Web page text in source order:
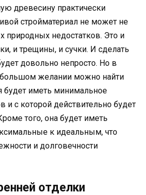
древесину практически
стройматериал не может не
природных недостатков. Это и
и трещины, и сучки. И сделать
довольно непросто. Но в
желании можно найти
будет иметь минимальное
и с которой действительно будет
того, она будет иметь
к идеальным, что
и долговечности
отделки